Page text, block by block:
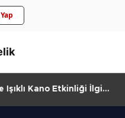
Işıklı Kano Etkinliği İlgi